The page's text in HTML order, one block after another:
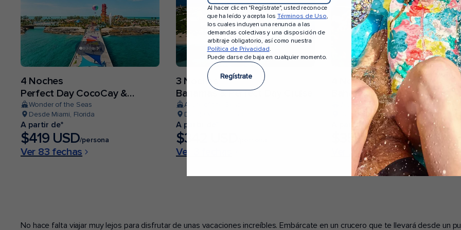
4 Noches
Perfect Day CocoCay &
Bahamas
Wonder of the Seas
Desde Miami, Florida
A partir de*
$419 USD/persona
Ver 83 fechas
3 Noches
Bahamas & Perfect Day Cruise
Allure of the Seas
Desde Miami, Florida
A partir de*
$342 USD
Ver 3 fechas
4 Noches
Bahamas Getaway Cruise
Jewel of the Seas
Desde Fort Lauderdale, Florida
A partir de*
$359 USD/persona
Ver 2 fechas
No hace falta viajar muy lejos para disfrutar de unas vacaciones increíbles. Embárcate en un crucero que te llevará desde un
Al hacer clic en "Regístrate", usted reconoce
que ha leído y acepta los Términos de Uso,
los cuales incluyen una renuncia a las
demandas colectivas y una disposición de
arbitraje obligatorio, así como nuestra
Política de Privacidad.
Puede darse de baja en cualquier momento.
Regístrate